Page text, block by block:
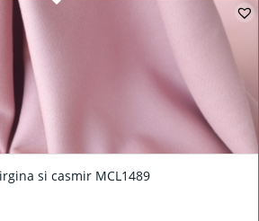
si casmir MCL1489